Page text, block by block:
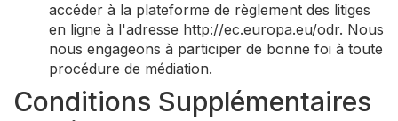
accéder à la plateforme de règlement des litiges
en ligne à l'adresse http://ec.europa.eu/odr. Nous
nous engageons à participer de bonne foi à toute
procédure de médiation.
Conditions Supplémentaires